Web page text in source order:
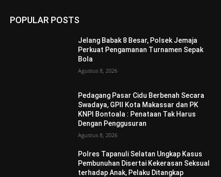
POPULAR POSTS
Jelang Babak 8 Besar, Polsek Jemaja
Perkuat Pengamanan Turnamen Sepak
Bola
Agustus 8, 2026
Pedagang Pasar Cidu Berbenah Secara
Swadaya, GPII Kota Makassar dan PK
KNPI Bontoala : Penataan Tak Harus
Dengan Penggusuran
Agustus 8, 2026
Polres Tapanuli Selatan Ungkap Kasus
Pembunuhan Disertai Kekerasan Seksual
terhadap Anak, Pelaku Ditangkap